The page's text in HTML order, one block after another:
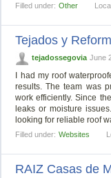
Filled under: Other
Tejados y
tejadossegovia June
I had my roof
results. The team was
work efficiently. Since
leaks or moisture
looking for reliable roof
Filled under: Websites
RAIZ Casas de